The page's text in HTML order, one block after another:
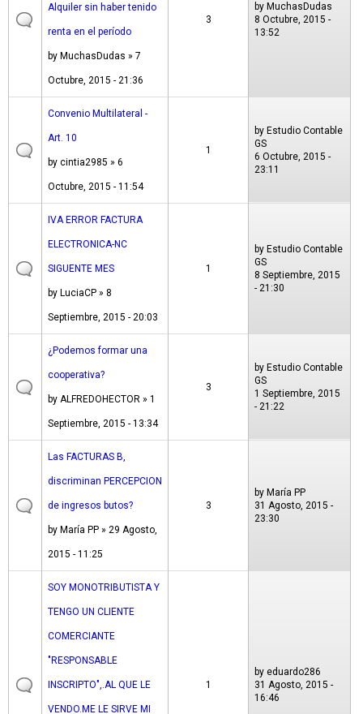
Alquiler sin haber tenido
renta en el período
by MuchasDudas » 7
Octubre, 2015 - 21:36
3
by MuchasDudas
8 Octubre, 2015 -
13:52
Convenio Multilateral -
Art. 10
by cintia2985 » 6
Octubre, 2015 - 11:54
1
by Estudio Contable
GS
6 Octubre, 2015 -
23:11
IVA ERROR FACTURA
ELECTRONICA-NC
SIGUENTE MES
by LuciaCP » 8
Septiembre, 2015 - 20:03
1
by Estudio Contable
GS
8 Septiembre, 2015
- 21:30
¿Podemos formar una
cooperativa?
by ALFREDOHECTOR » 1
Septiembre, 2015 - 13:34
3
by Estudio Contable
GS
1 Septiembre, 2015
- 21:22
Las FACTURAS B,
discriminan PERCEPCION
de ingresos butos?
by María PP » 29 Agosto,
2015 - 11:25
3
by María PP
31 Agosto, 2015 -
23:30
SOY MONOTRIBUTISTA Y
TENGO UN CLIENTE
COMERCIANTE
"RESPONSABLE
INSCRIPTO",.AL QUE LE
VENDO.ME LE SIRVE MI
1
by eduardo286
31 Agosto, 2015 -
16:46